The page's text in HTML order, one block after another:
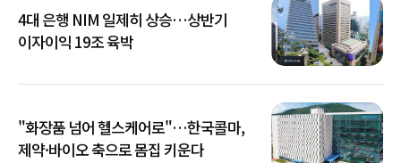
4대 은행 NIM 일제히 상승…상반기
이자이익 19조 육박
"화장품 넘어 헬스케어로"…한국콜마,
제약·바이오 축으로 몸집 키운다